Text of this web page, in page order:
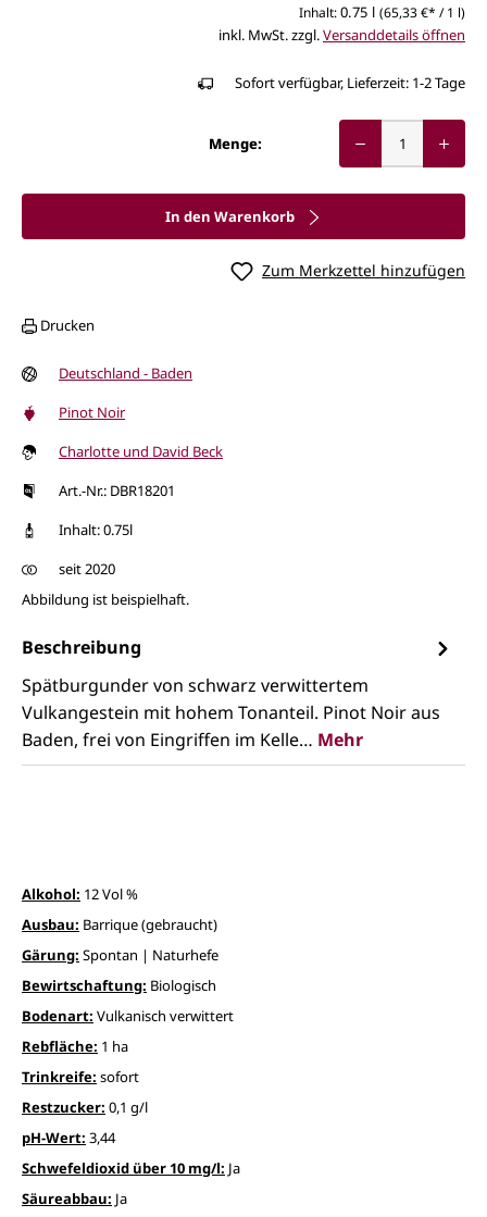
Inhalt:0.75 l (65,33 €* / 1 l)
inkl. MwSt. zzgl.Versanddetails öffnen
Sofort verfügbar, Lieferzeit: 1-2 Tage
Menge:
In den Warenkorb
Zum Merkzettel hinzufügen
Drucken
Deutschland - Baden
Pinot Noir
Charlotte und David Beck
Art.-Nr.: DBR18201
Inhalt: 0.75l
seit 2020
Abbildung ist beispielhaft.
Beschreibung
Spätburgunder von schwarz verwittertem
Vulkangestein mit hohem Tonanteil. Pinot Noir aus
Baden, frei von Eingriffen im Kelle… Mehr
Alkohol: 12 Vol %
Ausbau: Barrique (gebraucht)
Gärung: Spontan | Naturhefe
Bewirtschaftung: Biologisch
Bodenart: Vulkanisch verwittert
Rebfläche: 1 ha
Trinkreife: sofort
Restzucker: 0,1 g/l
pH-Wert: 3,44
Schwefeldioxid über 10 mg/l: Ja
Säureabbau: Ja